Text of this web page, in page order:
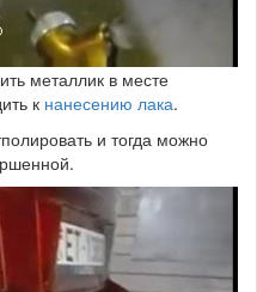
металлик в месте
к нанесению лака.
и тогда можно